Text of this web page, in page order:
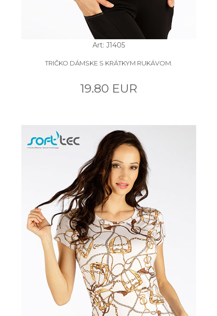
Art: J1405
TRIČKO DÁMSKE S KRÁTKYM RUKÁVOM.
19.80 EUR